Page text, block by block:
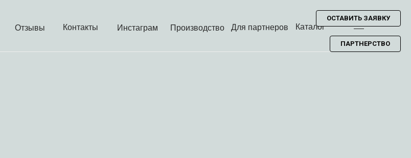
Инстаграм
Отзывы Контакты Каталог
Производство Для партнеров
ОСТАВИТЬ ЗАЯВКУ
ПАРТНЕРСТВО